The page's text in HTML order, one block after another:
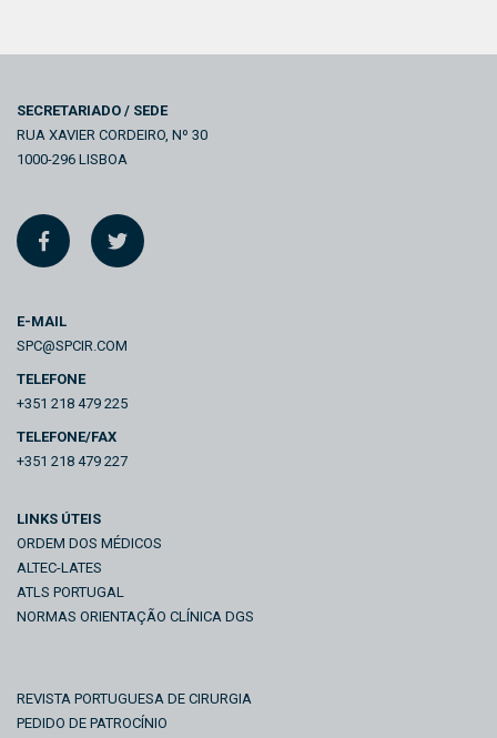
SECRETARIADO / SEDE
RUA XAVIER CORDEIRO, Nº 30
1000-296 LISBOA
E-MAIL
SPC@SPCIR.COM
TELEFONE
+351 218 479 225
TELEFONE/FAX
+351 218 479 227
LINKS ÚTEIS
ORDEM DOS MÉDICOS
ALTEC-LATES
ATLS PORTUGAL
NORMAS ORIENTAÇÃO CLÍNICA DGS
REVISTA PORTUGUESA DE CIRURGIA
PEDIDO DE PATROCÍNIO